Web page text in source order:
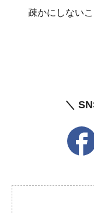
疎かにしない
＼